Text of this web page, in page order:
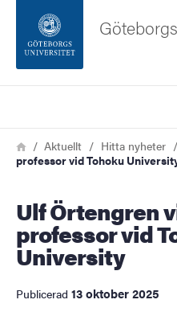
Sidfoten
Om webbplatsen
Länkstig
HemAktuellt Hitta nyheter
professor vid Tohoku
Ulf Örtengren visiting
professor vid
University
Publicerad 13 oktober 2025